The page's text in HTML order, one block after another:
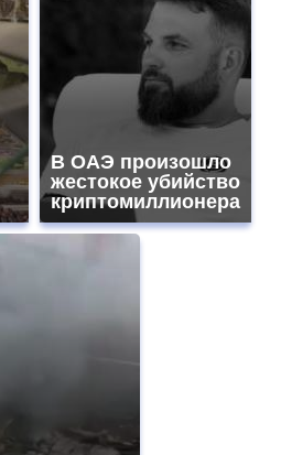
В ОАЭ произошло
жестокое убийство
криптомиллионера